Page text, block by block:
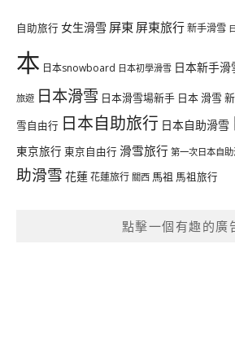
自助旅行 女生滑雪 屏東 屏東旅行新手滑雪
本 日本snowboard 日本初學滑雪 日本新手滑
旅遊 日本滑雪 日本滑雪場新手 日本 滑雪
雪自由行 日本自助旅行 日本自助滑雪
東京旅行 東京自由行 滑雪旅行 第一次日本自
助滑雪 花蓮花蓮旅行 關西 馬祖 馬祖旅行
點擊一個有趣的廣